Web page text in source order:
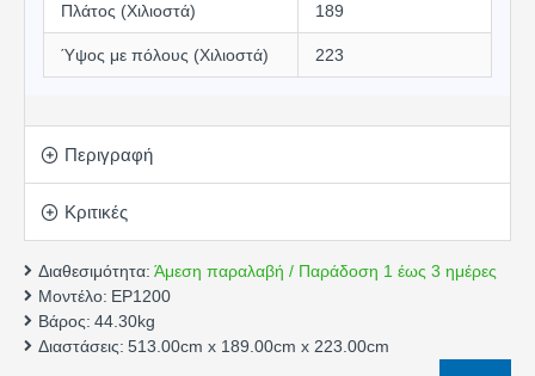
Πλάτος (Χιλιοστά) 189
Ύψος με πόλους (Χιλιοστά) 223
Περιγραφή
Κριτικές
Διαθεσιμότητα: Άμεση παραλαβή / Παράδοση 1 έως 3 ημέρες
Μοντέλο: EP1200
Βάρος: 44.30kg
Διαστάσεις: 513.00cm x 189.00cm x 223.00cm